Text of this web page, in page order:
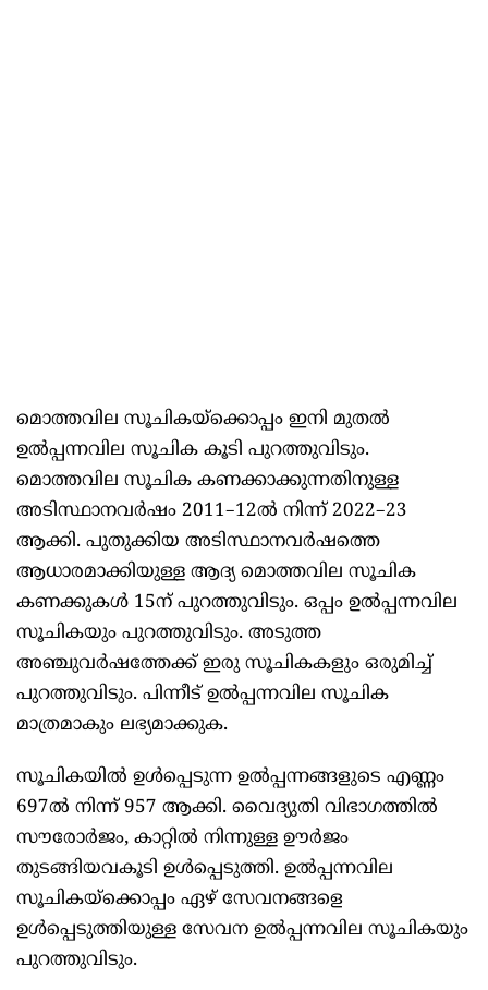
മൊത്തവില സൂചികയ്‌ക്കൊപ്പം ഇനി മുതൽ
ഉൽപ്പന്നവില സൂചിക കൂടി പുറത്തുവിടും.
മൊത്തവില സൂചിക കണക്കാക്കുന്നതിനുള്ള
അടിസ്ഥാനവർഷം 2011–12ൽ നിന്ന്‌ 2022–23
ആക്കി. പുതുക്കിയ അടിസ്ഥാനവർഷത്തെ
ആധാരമാക്കിയുള്ള ആദ്യ മൊത്തവില സൂചിക
കണക്കുകൾ 15ന്‌ പുറത്തുവിടും. ഒപ്പം ഉൽപ്പന്നവില
സൂചികയും പുറത്തുവിടും. അടുത്ത
അഞ്ചുവർഷത്തേക്ക്‌ ഇരു സൂചികകളും ഒരുമിച്ച്‌
പുറത്തുവിടും. പിന്നീട്‌ ഉൽപ്പന്നവില സൂചിക
മാത്രമാകും ലഭ്യമാക്കുക.
സൂചികയിൽ ഉൾപ്പെടുന്ന ഉൽപ്പന്നങ്ങളുടെ എണ്ണം
697ൽ നിന്ന്‌ 957 ആക്കി. വൈദ്യുതി വിഭാഗത്തിൽ
സ‍ൗരോർജം, കാറ്റിൽ നിന്നുള്ള ഉ‍ൗർജം
തുടങ്ങിയവകൂടി ഉൾപ്പെടുത്തി. ഉൽപ്പന്നവില
സൂചികയ്‌ക്കൊപ്പം ഏഴ്‌ സേവനങ്ങളെ
ഉൾപ്പെടുത്തിയുള്ള സേവന ഉൽപ്പന്നവില സൂചികയും
പുറത്തുവിടും.